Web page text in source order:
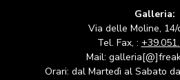
Galleria:
Via delle Moline, 14/
Tel. Fax, :
Mail:
Orari: dal Martedì al Sabato